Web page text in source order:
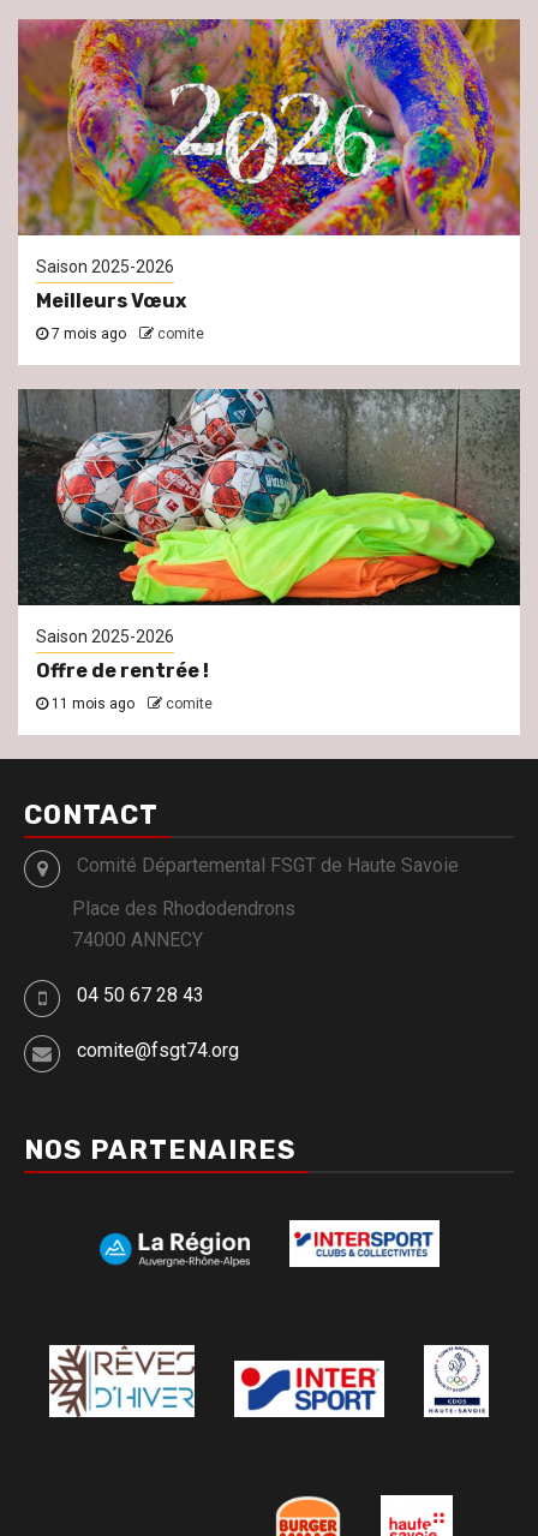
Saison 2025-2026
Meilleurs Vœux
7 mois ago comite
Saison 2025-2026
Offre de rentrée !
11 mois ago comite
CONTACT
Comité Départemental FSGT de Haute Savoie
Place des Rhododendrons
74000 ANNECY
04 50 67 28 43
comite@fsgt74.org
NOS PARTENAIRES